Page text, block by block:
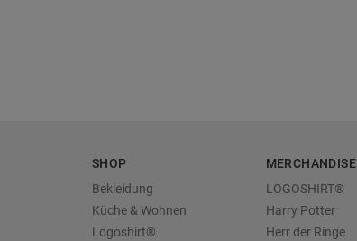
SHOP
Bekleidung
Küche & Wohnen
Logoshirt®
MERCHANDISE
LOGOSHIRT®
Harry Potter
Herr der Ringe